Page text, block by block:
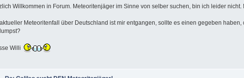
Willkommen in Forum. Meteoritenjäger im Sinne von selber suchen, bin ich leider
Meteoritenfall über Deutschland ist mir entgangen, sollte es einen gegeben
Willi